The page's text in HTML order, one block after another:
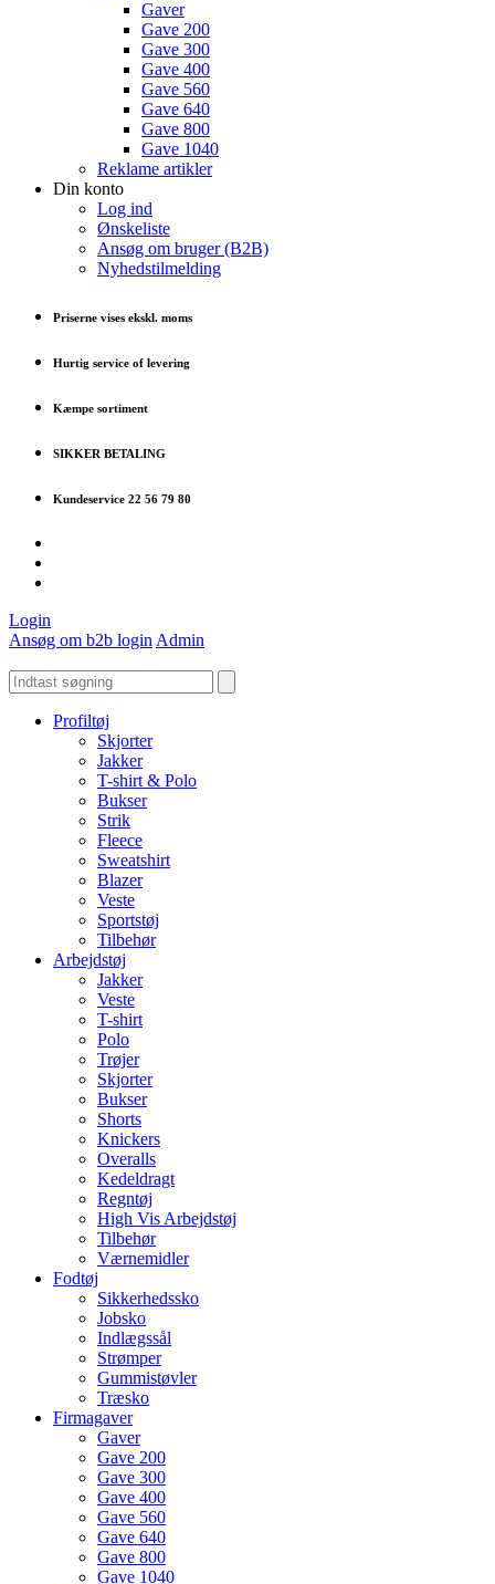
Gaver
Gave 200
Gave 300
Gave 400
Gave 560
Gave 640
Gave 800
Gave 1040
Reklame artikler
Din konto
Log ind
Ønskeliste
Ansøg om bruger (B2B)
Nyhedstilmelding
Priserne vises ekskl. moms
Hurtig service of levering
Kæmpe sortiment
SIKKER BETALING
Kundeservice 22 56 79 80
Login
Ansøg om b2b login Admin
Profiltøj
Skjorter
Jakker
T-shirt & Polo
Bukser
Strik
Fleece
Sweatshirt
Blazer
Veste
Sportstøj
Tilbehør
Arbejdstøj
Jakker
Veste
T-shirt
Polo
Trøjer
Skjorter
Bukser
Shorts
Knickers
Overalls
Kedeldragt
Regntøj
High Vis Arbejdstøj
Tilbehør
Værnemidler
Fodtøj
Sikkerhedssko
Jobsko
Indlægssål
Strømper
Gummistøvler
Træsko
Firmagaver
Gaver
Gave 200
Gave 300
Gave 400
Gave 560
Gave 640
Gave 800
Gave 1040